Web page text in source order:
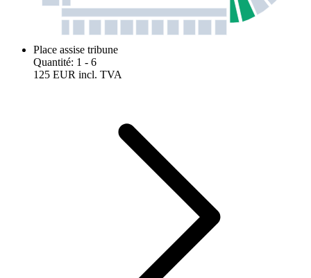
Place assise tribune
Quantité: 1 - 6
125 EUR incl. TVA